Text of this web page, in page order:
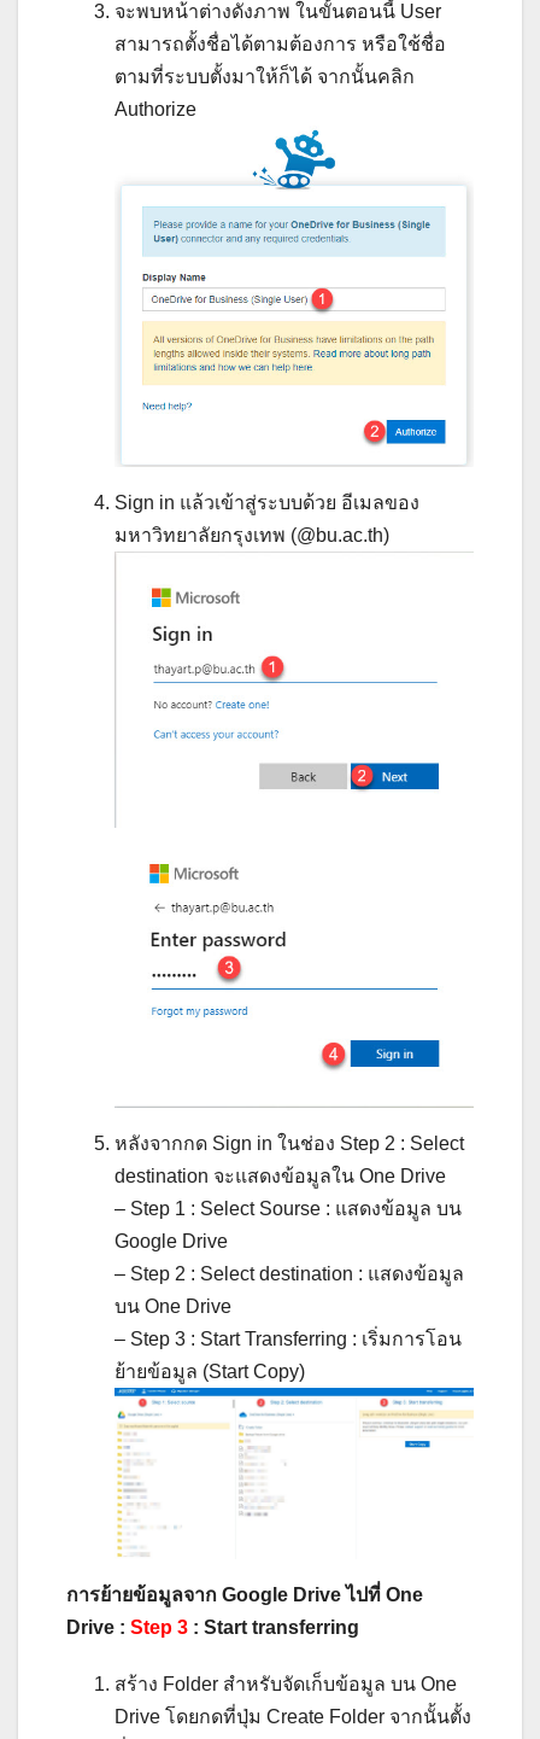
จะพบหน้าต่างดังภาพ ในขั้นตอนนี้ User
สามารถตั้งชื่อได้ตามต้องการ หรือใช้ชื่อ
ตามที่ระบบตั้งมาให้ก็ได้ จากนั้นคลิก
Authorize
Sign in แล้วเข้าสู่ระบบด้วย อีเมลของ
มหาวิทยาลัยกรุงเทพ (@bu.ac.th)
หลังจากกด Sign in ในช่อง Step 2 : Select
destination จะแสดงข้อมูลใน One Drive
– Step 1 : Select Sourse : แสดงข้อมูล บน
Google Drive
– Step 2 : Select destination : แสดงข้อมูล
บน One Drive
– Step 3 : Start Transferring : เริ่มการโอน
ย้ายข้อมูล (Start Copy)
การย้ายข้อมูลจาก Google Drive ไปที่ One
Drive : Step 3 : Start transferring
สร้าง Folder สำหรับจัดเก็บข้อมูล บน One
Drive โดยกดที่ปุ่ม Create Folder จากนั้นตั้ง